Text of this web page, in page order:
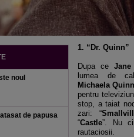
noul
de papusa
1. “Dr. Quinn”
Dupa ce
lumea de
Michaela Quinn
pentru
stop, a taiat
zari: “
“Castle”. Nu
rautaciosii.